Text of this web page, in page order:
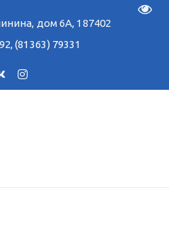
дом 6А, 187402
,(81363) 79331